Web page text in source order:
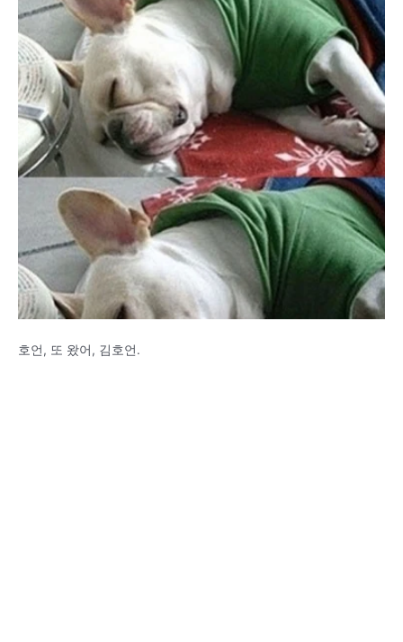
호언, 또 왔어, 김호언.